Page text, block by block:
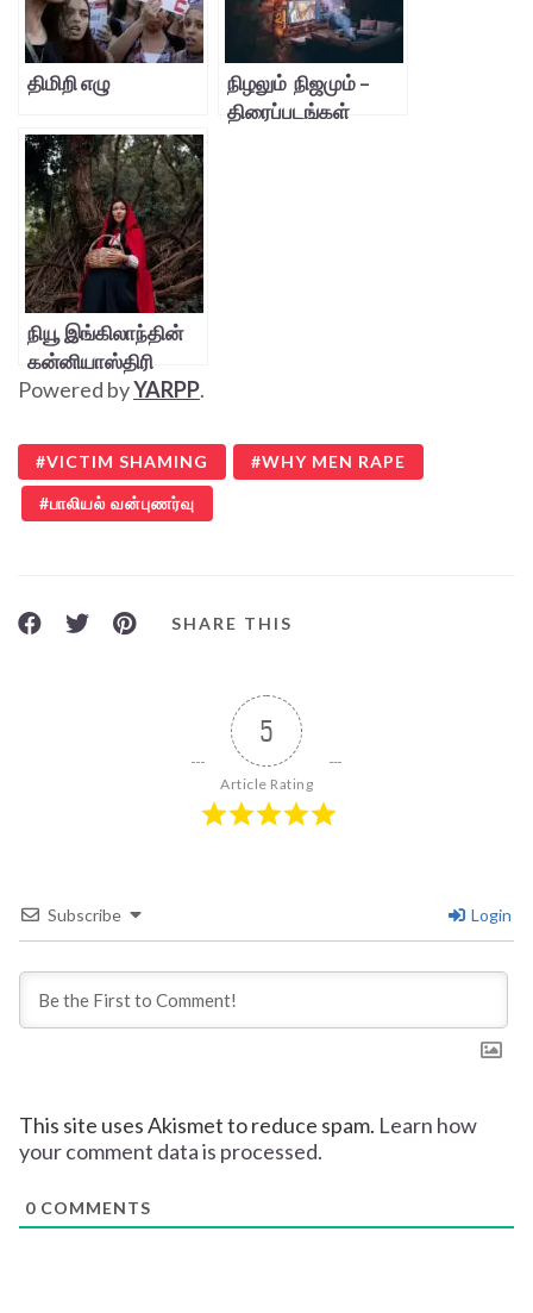
திமிறி எழு
நிழலும் நிஜமும் –
திரைப்படங்கள்
நியூ இங்கிலாந்தின்
கன்னியாஸ்திரி
Powered byYARPP.
VICTIM SHAMING WHY MEN RAPE
பாலியல் வன்புணர்வு
SHARE THIS
5
Article Rating
Subscribe Login
This site uses Akismet to reduce spam. Learn how
your comment data is processed.
0 COMMENTS